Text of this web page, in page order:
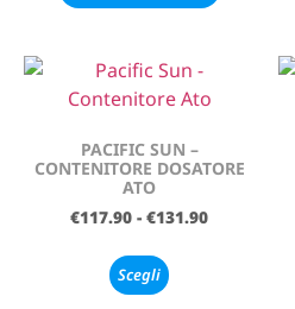
PACIFIC SUN –
CONTENITORE DOSATORE
ATO
€117.90 - €131.90
Scegli